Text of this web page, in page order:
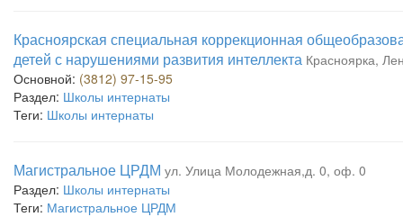
Красноярская специальная коррекционная
детей с нарушениями развития интеллекта Красноярка,
Основной: (3812) 97-15-95
Раздел: Школы интернаты
Теги: Школы интернаты
Магистральное ЦРДМ ул. Улица Молодежная,д. 0, оф. 0
Раздел: Школы интернаты
Теги: Магистральное ЦРДМ